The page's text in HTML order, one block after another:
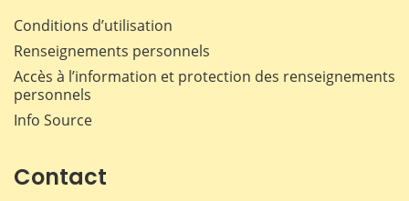
Conditions d’utilisation
Renseignements personnels
Accès à l’information et protection des renseignements
personnels
Info Source
Contact